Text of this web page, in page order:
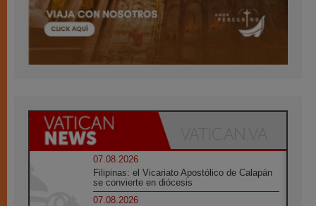
07.08.2026
Filipinas: el Vicariato Apostólico de Calapán
se convierte en diócesis
07.08.2026